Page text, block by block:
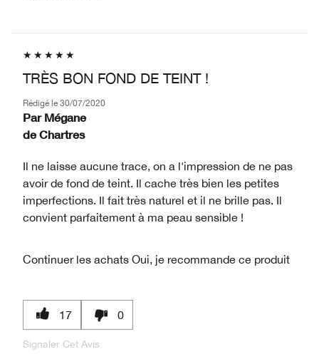
TRÈS BON FOND DE TEINT !
Rédigé le 30/07/2020
Par Mégane
de Chartres
Il ne laisse aucune trace, on a l'impression de ne pas
avoir de fond de teint. Il cache très bien les petites
imperfections. Il fait très naturel et il ne brille pas. Il
convient parfaitement à ma peau sensible !
Continuer les achats Oui, je recommande ce produit
17 0
Signaler Cet Avis